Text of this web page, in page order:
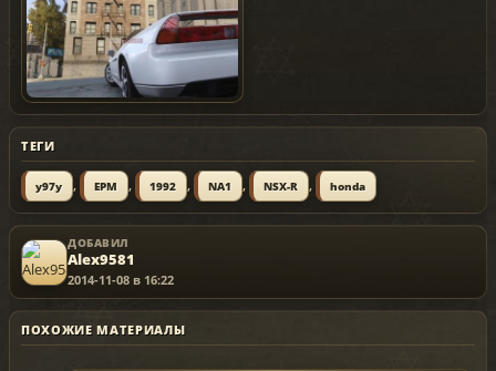
ТЕГИ
y97y , EPM , 1992 , NA1 , NSX-R , honda
ДОБАВИЛ
Alex9581
2014-11-08 в 16:22
ПОХОЖИЕ МАТЕРИАЛЫ